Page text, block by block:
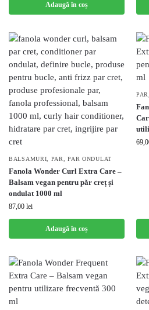
Adaugă în coș
BALSAMURI PAR ,PAR ONDULAT
Fanola Wonder Curl Extra Care –
Balsam vegan pentru păr creț și
ondulat 1000 ml
87,00 lei
Adaugă în coș
PAR